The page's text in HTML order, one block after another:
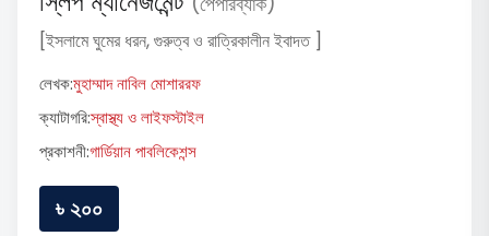
[ইসলামে ঘুমের ধরন, গুরুত্ব ও রাত্রিকালীন ইবাদত ]
লেখক:মুহাম্মাদ নাবিল মোশাররফ
ক্যাটাগরি:স্বাস্থ্য ও লাইফস্টাইল
প্রকাশনী:গার্ডিয়ান পাবলিকেশন্স
৳ ২০০